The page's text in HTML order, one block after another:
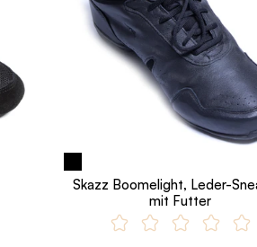
Skazz Boomelight, Leder-
mit Futter